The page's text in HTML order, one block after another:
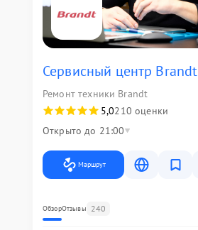
Сервисный центр Brandt
Ремонт техники Brandt
5,0210 оценки
Открыто до 21:00
Маршрут
ОбзорОтзывы 240